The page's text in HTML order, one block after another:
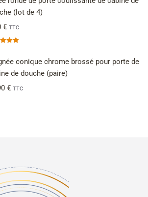
(lot de 4)
€ TTC
conique chrome brossé pour porte de
de douche (paire)
€ TTC